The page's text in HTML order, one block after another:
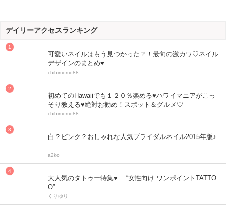
デイリーアクセスランキング
可愛いネイルはもう見つかった？！最旬の激カワ♡ネイル
デザインのまとめ♥
chibimomo88
初めてのHawaiiでも１２０％楽める♥ハワイマニアがこっ
そり教える♥絶対お勧め！スポット＆グルメ♡
chibimomo88
白？ピンク？おしゃれな人気ブライダルネイル2015年版♪
a2ko
大人気のタトゥー特集♥ “女性向け ワンポイントTATTO
O”
くりゆり